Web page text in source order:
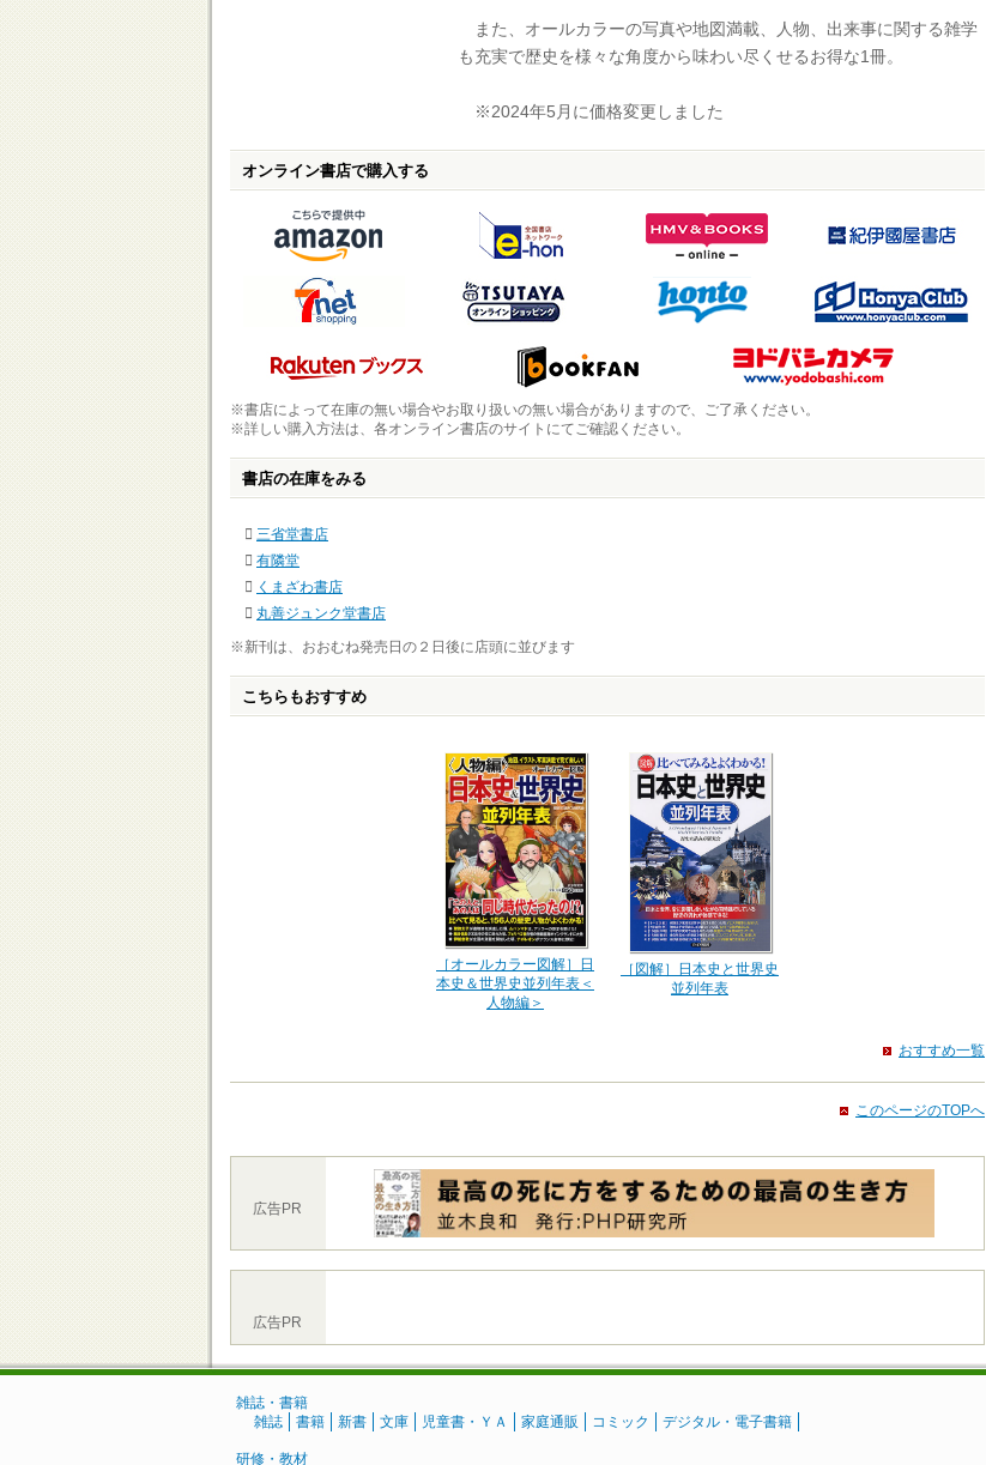
また、オールカラーの写真や地図満載、人物、出来事に関する雑学
も充実で歴史を様々な角度から味わい尽くせるお得な1冊。
※2024年5月に価格変更しました
オンライン書店で購入する
※書店によって在庫の無い場合やお取り扱いの無い場合がありますので、ご了承ください。
※詳しい購入方法は、各オンライン書店のサイトにてご確認ください。
書店の在庫をみる
三省堂書店
有隣堂
くまざわ書店
丸善ジュンク堂書店
※新刊は、おおむね発売日の２日後に店頭に並びます
こちらもおすすめ
［オールカラー図解］日
本史＆世界史並列年表＜
人物編＞
［図解］日本史と世界史
並列年表
おすすめ一覧
このページのTOPへ
広告PR
広告PR
雑誌・書籍
雑誌
書籍 新書 文庫 児童書・ＹＡ 家庭通販 コミック デジタル・電子書籍
研修・教材